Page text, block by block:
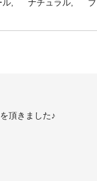
ル ナチュラル
頂きました♪